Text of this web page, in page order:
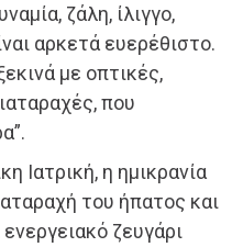
ζάλη, ίλιγγο,
αρκετά ευερέθιστο.
με οπτικές,
που
Ιατρική, η ημικρανία
του ήπατος και
ζευγάρι